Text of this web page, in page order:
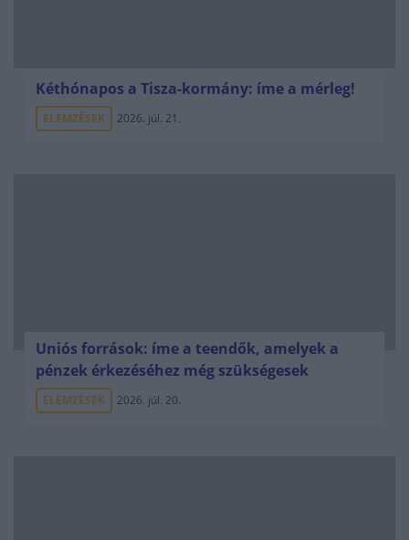
Kéthónapos a Tisza-kormány: íme a mérleg!
ELEMZÉSEK 2026. júl. 21.
Uniós források: íme a teendők, amelyek a
pénzek érkezéséhez még szükségesek
ELEMZÉSEK 2026. júl. 20.